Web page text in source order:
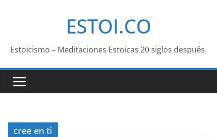
ESTOI.CO
Estoicismo – Meditaciones Estoicas 20 siglos después.
cree en ti